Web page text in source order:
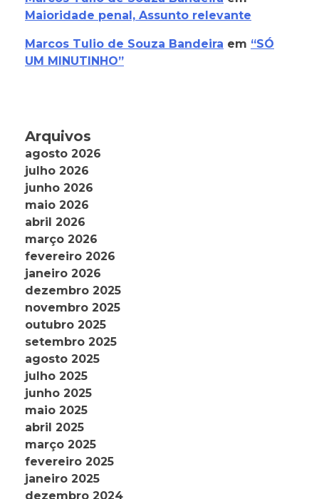
Maioridade penal, Assunto relevante
Marcos Tulio de Souza Bandeira em “SÓ
UM MINUTINHO”
Arquivos
agosto 2026
julho 2026
junho 2026
maio 2026
abril 2026
março 2026
fevereiro 2026
janeiro 2026
dezembro 2025
novembro 2025
outubro 2025
setembro 2025
agosto 2025
julho 2025
junho 2025
maio 2025
abril 2025
março 2025
fevereiro 2025
janeiro 2025
dezembro 2024